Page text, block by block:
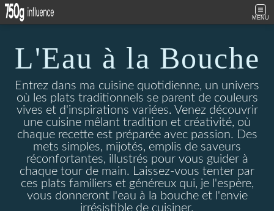
MENU
L'Eau à la Bouche
Entrez dans ma cuisine quotidienne, un univers
où les plats traditionnels se parent de couleurs
vives et d'inspirations variées. Venez découvrir
une cuisine mêlant tradition et créativité, où
chaque recette est préparée avec passion. Des
mets simples, mijotés, emplis de saveurs
réconfortantes, illustrés pour vous guider à
chaque tour de main. Laissez-vous tenter par
ces plats familiers et généreux qui, je l'espère,
vous donneront l'eau à la bouche et l'envie
irrésistible de cuisiner.